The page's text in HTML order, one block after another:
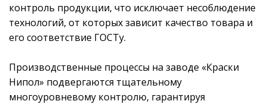
контроль продукции, что исключает несоблюдение
технологий, от которых зависит качество товара и
его соответствие ГОСТу.
Производственные процессы на заводе «Краски
Нипол» подвергаются тщательному
многоуровневому контролю, гарантируя